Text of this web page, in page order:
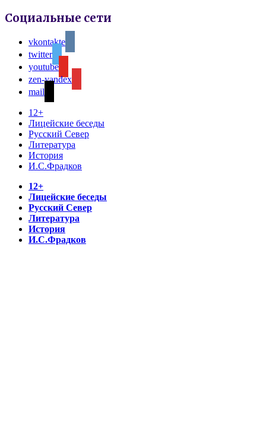
Социальные сети
vkontakte
twitter
youtube
zen-yandex
mail
12+
Лицейские беседы
Русский Север
Литература
История
И.С.Фрадков
12+
Лицейские беседы
Русский Север
Литература
История
И.С.Фрадков